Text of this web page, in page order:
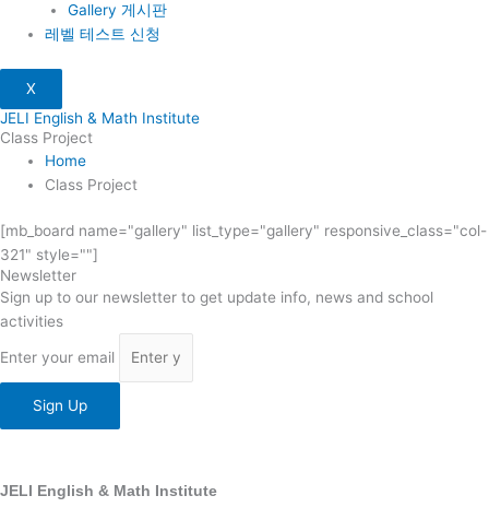
Gallery 게시판
레벨 테스트 신청
X
JELI English & Math Institute
Class Project
Home
Class Project
[mb_board name="gallery" list_type="gallery" responsive_class="col-
321" style=""]
Newsletter
Sign up to our newsletter to get update info, news and school
activities
Enter your email
Sign Up
JELI English & Math Institute